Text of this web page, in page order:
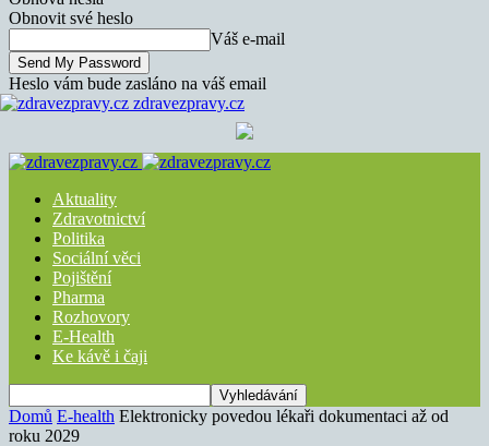
Obnovit své heslo
Váš e-mail
Heslo vám bude zasláno na váš email
zdravezpravy.cz
Aktuality
Zdravotnictví
Politika
Sociální věci
Pojištění
Pharma
Rozhovory
E-Health
Ke kávě i čaji
Domů E-health Elektronicky povedou lékaři dokumentaci až od
roku 2029